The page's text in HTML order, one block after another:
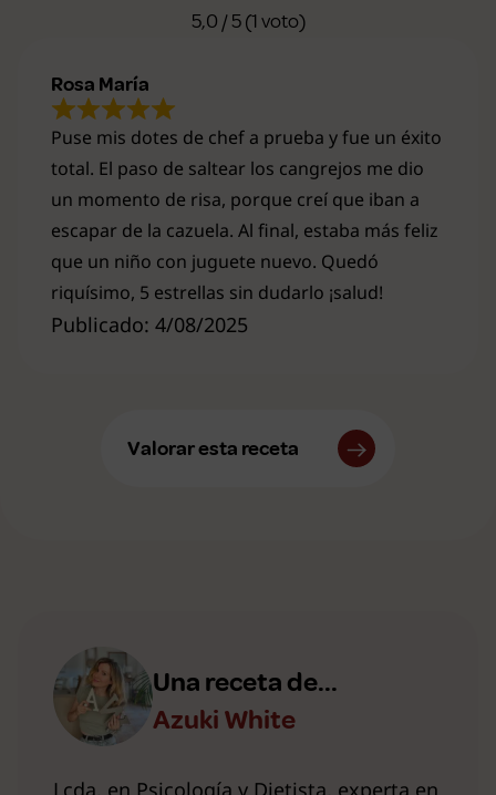
5,0 / 5 (1 voto)
Publicado: 4/08/2025
Puse mis dotes de chef a prueba y fue un éxito
total. El paso de saltear los cangrejos me dio
un momento de risa, porque creí que iban a
escapar de la cazuela. Al final, estaba más feliz
que un niño con juguete nuevo. Quedó
riquísimo, 5 estrellas sin dudarlo ¡salud!
Rosa María
Valorar esta receta
Una receta de...
Azuki White
Lcda. en Psicología y Dietista, experta en